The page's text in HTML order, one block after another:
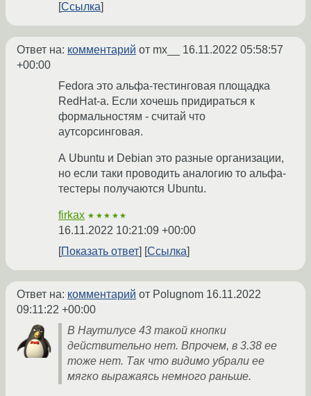
Ссылка
Ответ на: комментарий от mx__ 16.11.2022 05:58:57
+00:00
Fedora это альфа-тестинговая площадка
RedHat-а. Если хочешь придираться к
формальностям - считай что
аутсорсинговая.
А Ubuntu и Debian это разные организации,
но если таки проводить аналогию то альфа-
тестеры получаются Ubuntu.
firkax ★★★★★
16.11.2022 10:21:09 +00:00
Показать ответ
Ссылка
Ответ на: комментарий от Polugnom 16.11.2022
09:11:22 +00:00
В Наутилусе 43 такой кнопки
действительно нет. Впрочем, в 3.38 ее
тоже нет. Так что видимо убрали ее
мягко выражаясь немного раньше.